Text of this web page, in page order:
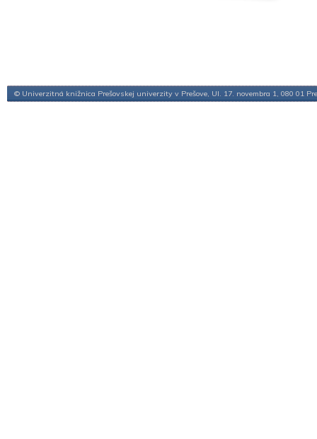
© Univerzitná knižnica Prešovskej univerzity v Prešove, Ul. 17. novembra 1, 080 01